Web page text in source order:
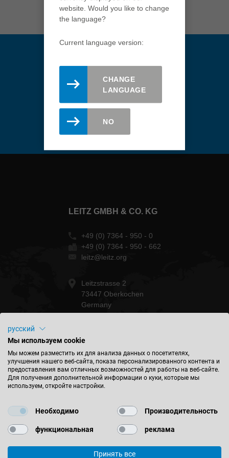
USA
Việt Nam
中国
ประเทศไทย
ไทย
yкраїнська
Зарегистрируйтесь для
получения рассылки Leitz.
LEITZ GMBH & CO. KG
+49 (0) 7364 - 950 - 0
+49 (0) 7364 - 950 - 662
leitz@leitz.org
Leitzstrasse 2
73447 Oberkochen
Germany
БУДЬТЕ В КУРСЕ СОБЫТИЙ
website. Would you like to change
the language?
Current language version:
CHANGE
LANGUAGE
NO
русский
Мы используем cookie
Мы можем разместить их для анализа данных о посетителях,
улучшения нашего веб-сайта, показа персонализированного контента и
предоставления вам отличных возможностей для работы на веб-сайте.
Для получения дополнительной информации о куки, которые мы
используем, откройте настройки.
Необходимо Производительность
функциональная реклама
Принять все